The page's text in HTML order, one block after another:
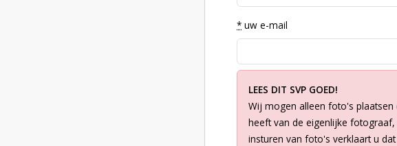
* uw e-mail
LEES DIT SVP GOED!
Wij mogen alleen foto's
heeft van de eigenlijke
insturen van foto's verklaart u